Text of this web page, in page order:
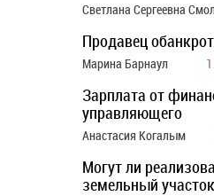
Светлана Сергеевна
Продавец
Марина Барнаул
Зарплата от
управляющего
Анастасия Когалым
Могут ли
земельный